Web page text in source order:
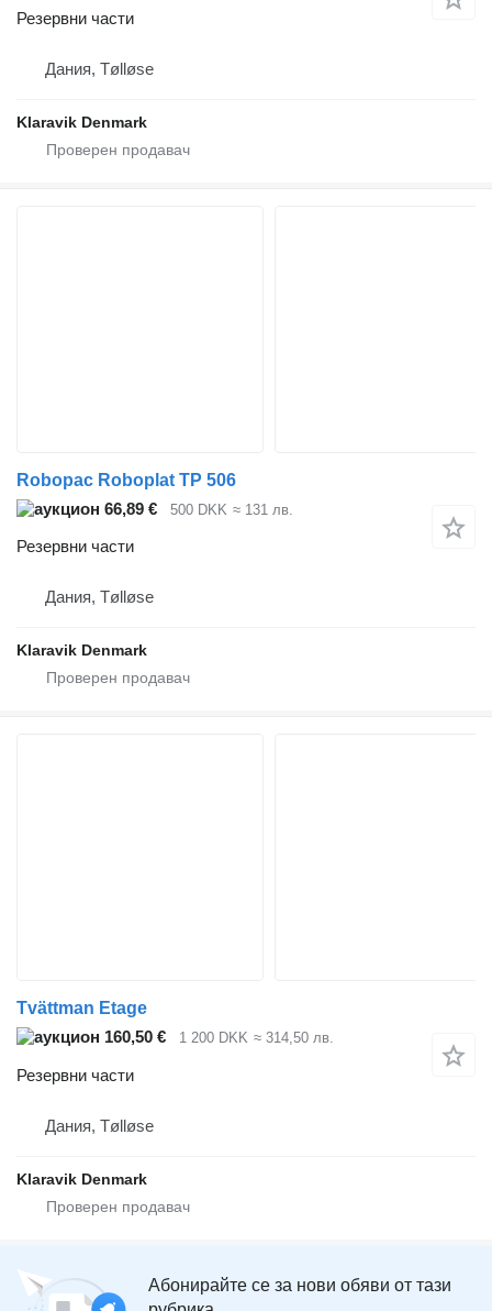
Резервни части
Дания, Tølløse
Klaravik Denmark
Robopac Roboplat TP 506
66,89 €
500 DKK ≈ 131 лв.
Резервни части
Дания, Tølløse
Klaravik Denmark
Tvättman Etage
160,50 €
1 200 DKK ≈ 314,50 лв.
Резервни части
Дания, Tølløse
Klaravik Denmark
Абонирайте се за нови обяви от тази